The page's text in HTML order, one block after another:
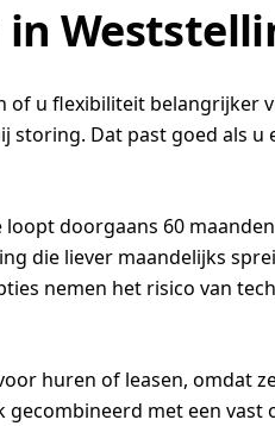
in
u flexibiliteit belangrijker
Dat past goed als
doorgaans 60
die liever maandelijks
nemen het risico van
huren of leasen, omdat
gecombineerd met een